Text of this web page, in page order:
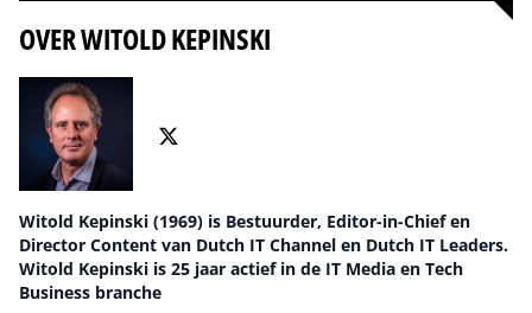
OVER WITOLD KEPINSKI
Witold Kepinski (1969) is Bestuurder, Editor-in-Chief en
Director Content van Dutch IT Channel en Dutch IT Leaders.
Witold Kepinski is 25 jaar actief in de IT Media en Tech
Business branche